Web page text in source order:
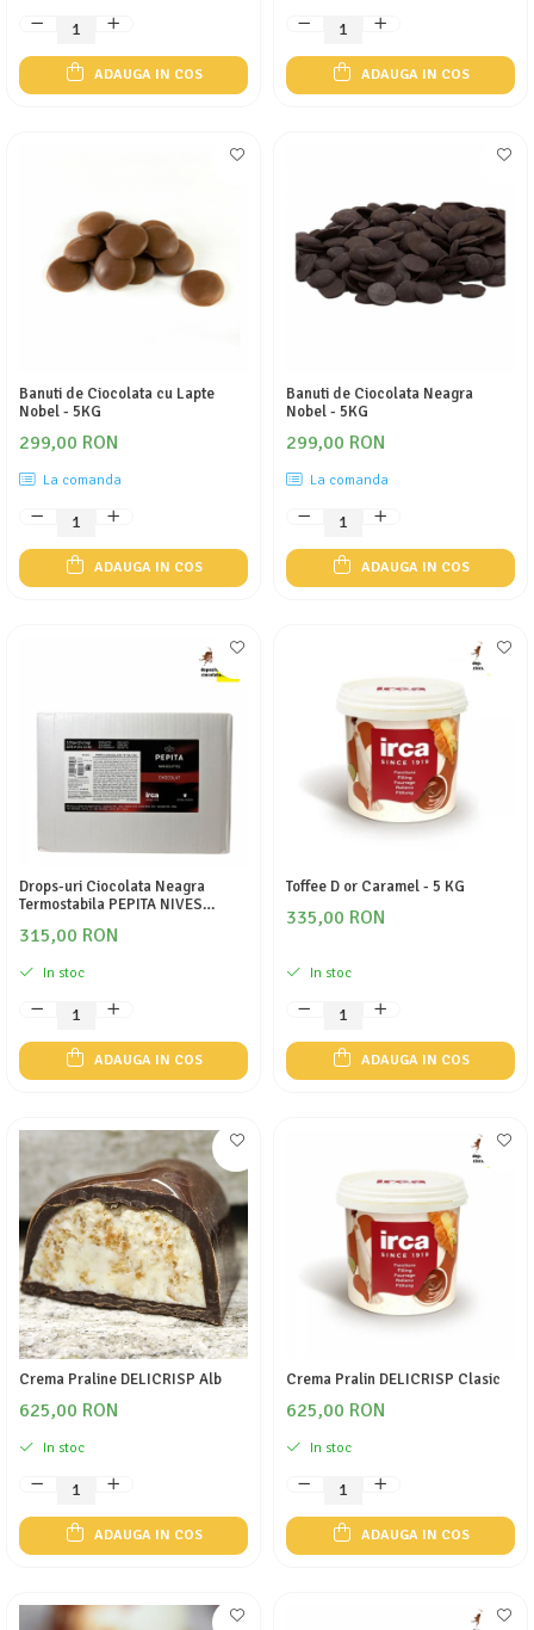
ADAUGA IN COS ADAUGA IN COS
Banuti de Ciocolata cu Lapte
Nobel - 5KG
299,00 RON
La comanda
ADAUGA IN COS
Banuti de Ciocolata Neagra
Nobel - 5KG
299,00 RON
La comanda
ADAUGA IN COS
Drops-uri Ciocolata Neagra
Termostabila PEPITA NIVES
315,00 RON
In stoc
ADAUGA IN COS
Toffee D or Caramel - 5 KG
335,00 RON
In stoc
ADAUGA IN COS
Crema Praline DELICRISP Alb
625,00 RON
In stoc
ADAUGA IN COS
Crema Pralin DELICRISP Clasic
625,00 RON
In stoc
ADAUGA IN COS